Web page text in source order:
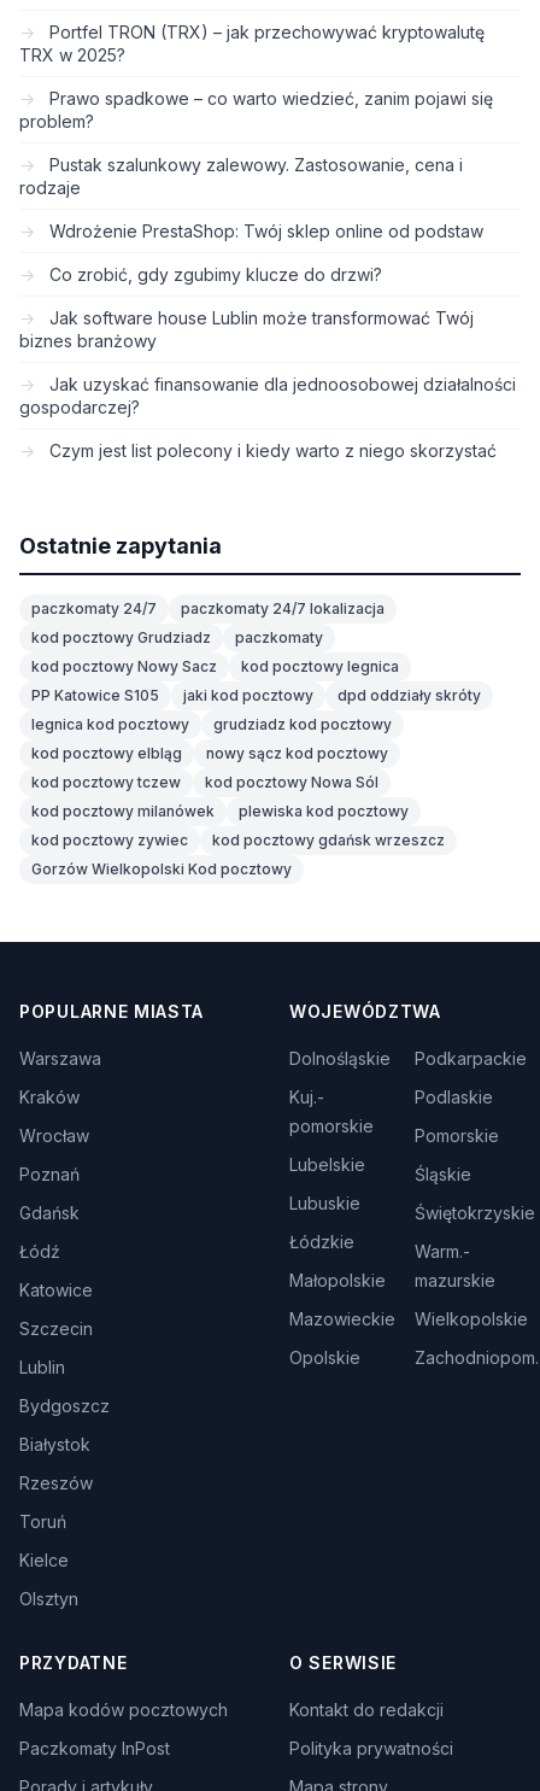
Portfel TRON (TRX) – jak przechowywać kryptowalutę
TRX w 2025?
Prawo spadkowe – co warto wiedzieć, zanim pojawi się
problem?
Pustak szalunkowy zalewowy. Zastosowanie, cena i
rodzaje
Wdrożenie PrestaShop: Twój sklep online od podstaw
Co zrobić, gdy zgubimy klucze do drzwi?
Jak software house Lublin może transformować Twój
biznes branżowy
Jak uzyskać finansowanie dla jednoosobowej działalności
gospodarczej?
Czym jest list polecony i kiedy warto z niego skorzystać
Ostatnie zapytania
paczkomaty 24/7
paczkomaty 24/7 lokalizacja
kod pocztowy Grudziadz
paczkomaty
kod pocztowy Nowy Sacz
kod pocztowy legnica
PP Katowice S105
jaki kod pocztowy
dpd oddziały skróty
legnica kod pocztowy
grudziadz kod pocztowy
kod pocztowy elbląg
nowy sącz kod pocztowy
kod pocztowy tczew
kod pocztowy Nowa Sól
kod pocztowy milanówek
plewiska kod pocztowy
kod pocztowy zywiec
kod pocztowy gdańsk wrzeszcz
Gorzów Wielkopolski Kod pocztowy
POPULARNE MIASTA
Warszawa
Kraków
Wrocław
Poznań
Gdańsk
Łódź
Katowice
Szczecin
Lublin
Bydgoszcz
Białystok
Rzeszów
Toruń
Kielce
Olsztyn
WOJEWÓDZTWA
Dolnośląskie
Kuj.-
pomorskie
Lubelskie
Lubuskie
Łódzkie
Małopolskie
Mazowieckie
Opolskie
Podkarpackie
Podlaskie
Pomorskie
Śląskie
Świętokrzyskie
Warm.-
mazurskie
Wielkopolskie
Zachodniopom.
PRZYDATNE
Mapa kodów pocztowych
Paczkomaty InPost
Porady i artykuły
O SERWISIE
Kontakt do redakcji
Polityka prywatności
Mapa strony